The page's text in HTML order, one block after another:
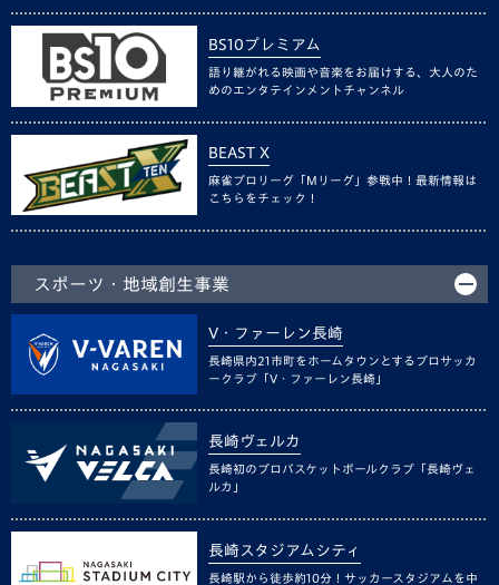
BS10プレミアム
語り継がれる映画や音楽をお届けする、大人のた
めのエンタテインメントチャンネル
BEAST X
麻雀プロリーグ「Mリーグ」参戦中！最新情報は
こちらをチェック！
スポーツ・地域創生事業
V・ファーレン長崎
長崎県内21市町をホームタウンとするプロサッカ
ークラブ「V・ファーレン長崎」
長崎ヴェルカ
長崎初のプロバスケットボールクラブ「長崎ヴェ
ルカ」
長崎スタジアムシティ
長崎駅から徒歩約10分！サッカースタジアムを中